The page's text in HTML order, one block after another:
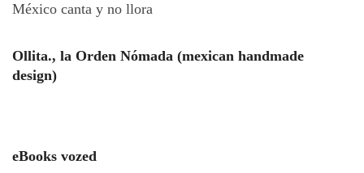
México canta y no llora
Ollita., la Orden Nómada (mexican handmade
design)
eBooks vozed